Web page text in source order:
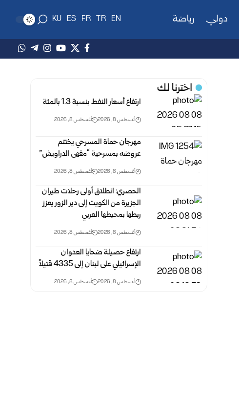
دولي رياضة EN
TR
FR
ES
KU
اخترنا لك
ارتفاع أسعار النفط بنسبة 1.3 بالمئة
أغسطس 8, 2026 أغسطس 8, 2026
مهرجان حماة المسرحي يختتم
عروضه بمسرحية “مقهى الدراويش”
أغسطس 8, 2026 أغسطس 8, 2026
الحصري: انطلاق أولى رحلات طيران
الجزيرة من الكويت إلى دير الزور يعزز
ربطها بمحيطها العربي
أغسطس 8, 2026 أغسطس 8, 2026
ارتفاع حصيلة ضحايا العدوان
الإسرائيلي على لبنان إلى 4335 قتيلاً
أغسطس 8, 2026 أغسطس 8, 2026